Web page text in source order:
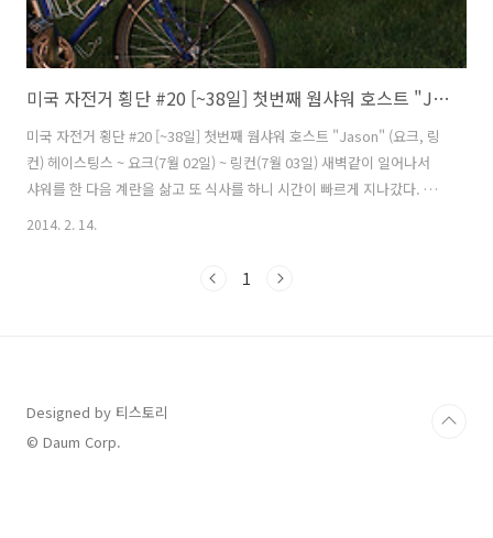
미국 자전거 횡단 #20 [~38일] 첫번째 웜샤워 호스트 "Jason" (요크, 링컨)
미국 자전거 횡단 #20 [~38일] 첫번째 웜샤워 호스트 "Jason" (요크, 링
컨) 헤이스팅스 ~ 요크(7월 02일) ~ 링컨(7월 03일) 새벽같이 일어나서
샤워를 한 다음 계란을 삶고 또 식사를 하니 시간이 빠르게 지나갔다. 새
벽 5시가 안된 시간에 깨기는 처음인데 아침 공기가 상쾌하다. 어김없이
놀러온줄 알았다. 한참후에나 차 한대가 와서 텐트 앞에 주차를 하는 소
2014. 2. 14.
1
Designed by 티스토리
© Daum Corp.